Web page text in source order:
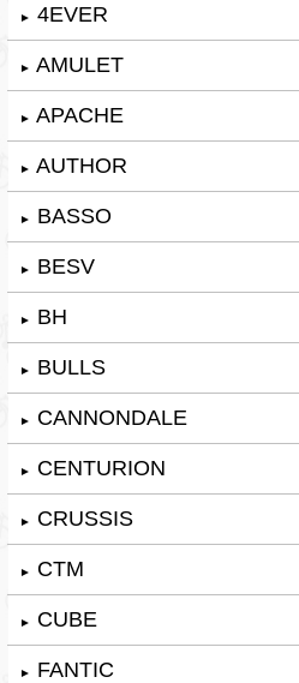
► 4EVER
► AMULET
► APACHE
► AUTHOR
► BASSO
► BESV
► BH
► BULLS
► CANNONDALE
► CENTURION
► CRUSSIS
► CTM
► CUBE
► FANTIC